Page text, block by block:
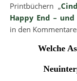
Printbüchern „
Happy End – und
in den
Welche